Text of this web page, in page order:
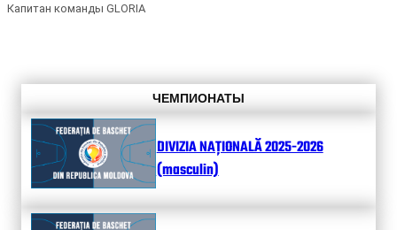
Капитан команды GLORIA
ЧЕМПИОНАТЫ
DIVIZIA NAȚIONALĂ 2025-2026
(masculin)